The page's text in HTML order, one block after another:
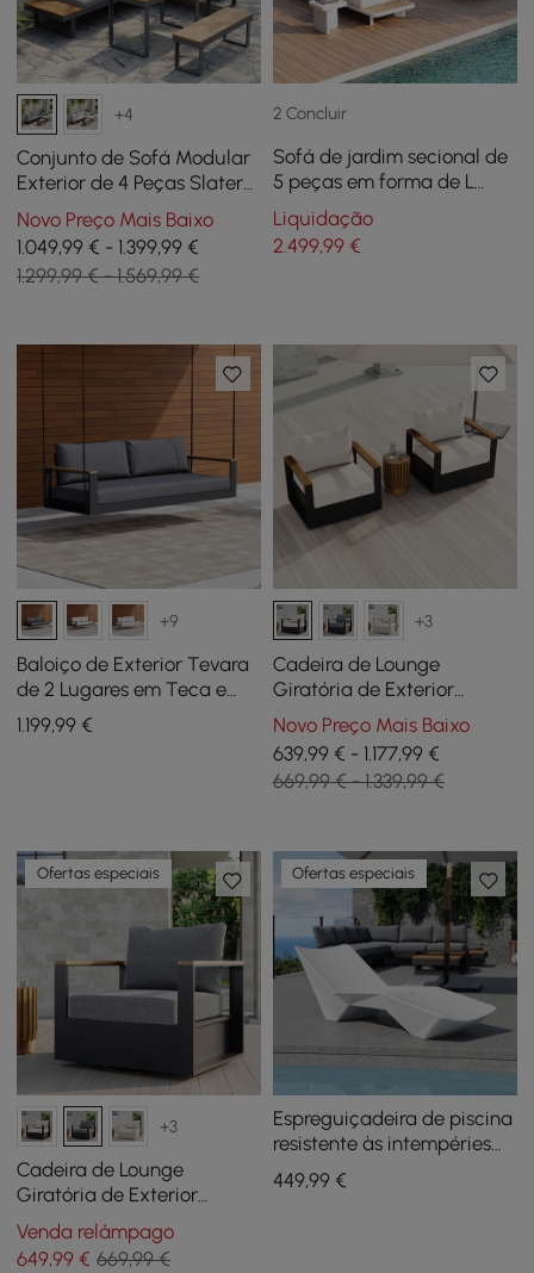
+4
Conjunto de Sofá Modular
Exterior de 4 Peças Slatera
em Acácia e Alumínio em
Cinzento Escuro
Novo Preço Mais Baixo
1.049,99 € - 1.399,99 €
1.299,99 € - 1.569,99 €
2 Concluir
Sofá de jardim secional de
5 peças em forma de L
com mesa de café
Liquidação
2.499,99€
+9
Baloiço de Exterior Tevara
de 2 Lugares em Teca e
Alumínio Cinzento
1.199,99 €
+3
Cadeira de Lounge
Giratória de Exterior
Tevara em Teca e Alumínio
em Branco, Conjunto de 2
Novo Preço Mais Baixo
639,99 € - 1.177,99 €
669,99 € - 1.339,99 €
Ofertas especiais
+3
Cadeira de Lounge
Giratória de Exterior
Tevara em Teca e Alumínio
em Cinzento
Venda relâmpago
649,99 € 669,99 €
Ofertas especiais
Espreguiçadeira de piscina
resistente às intempéries
para exterior
449,99€